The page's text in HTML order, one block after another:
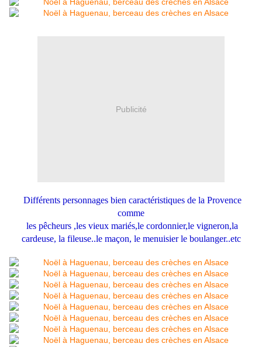
Publicité
Différents personnages bien caractéristiques de la Provence
comme
les pêcheurs ,les vieux mariés,le cordonnier,le vigneron,la
cardeuse, la fileuse..le maçon, le menuisier le boulanger..etc